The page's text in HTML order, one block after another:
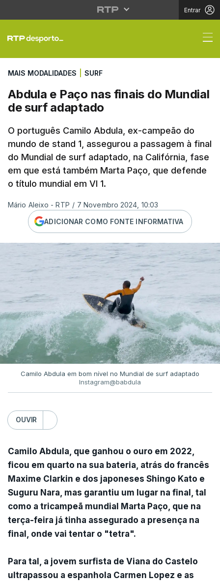
Entrar
Abdula e Paço nas
MAIS MODALIDADES SURF
Abdula e Paço nas finais do Mundial
de surf adaptado
O português Camilo Abdula, ex-campeão do
mundo de stand 1, assegurou a passagem à final
do Mundial de surf adaptado, na Califórnia, fase
em que está também Marta Paço, que defende
o título mundial em VI 1.
Mário Aleixo - RTP / 7 Novembro 2024, 10:03
ADICIONAR COMO FONTE INFORMATIVA
Camilo Abdula em bom nível no Mundial de surf adaptado
Instagram@babdula
OUVIR
Camilo Abdula, que ganhou o ouro em 2022,
ficou em quarto na sua bateria, atrás do francês
Maxime Clarkin e dos japoneses Shingo Kato e
Suguru Nara, mas garantiu um lugar na final, tal
como a tricampeã mundial Marta Paço, que na
terça-feira já tinha assegurado a presença na
final, onde vai tentar o "tetra".
Para tal, a jovem surfista de Viana do Castelo
ultrapassou a espanhola Carmen Lopez e as